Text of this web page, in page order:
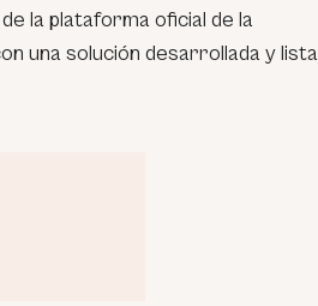
la plataforma oficial de la
una solución desarrollada y lista